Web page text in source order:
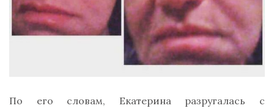
По его словам, Екатерина разругалась с